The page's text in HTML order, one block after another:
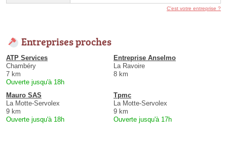
C'est votre entreprise ?
Entreprises proches
ATP Services
Chambéry
7 km
Ouverte jusqu'à 18h
Entreprise Anselmo
La Ravoire
8 km
Mauro SAS
La Motte-Servolex
9 km
Ouverte jusqu'à 18h
Tpmc
La Motte-Servolex
9 km
Ouverte jusqu'à 17h